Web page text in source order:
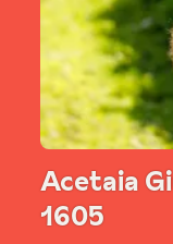
Acetaia
1605